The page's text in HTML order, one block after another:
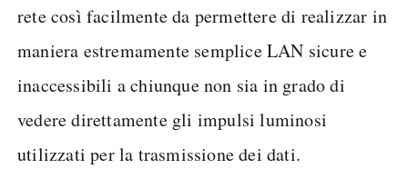
rete così facilmente da permettere di realizzar in
maniera estremamente semplice LAN sicure e
inaccessibili a chiunque non sia in grado di
vedere direttamente gli impulsi luminosi
utilizzati per la trasmissione dei dati.